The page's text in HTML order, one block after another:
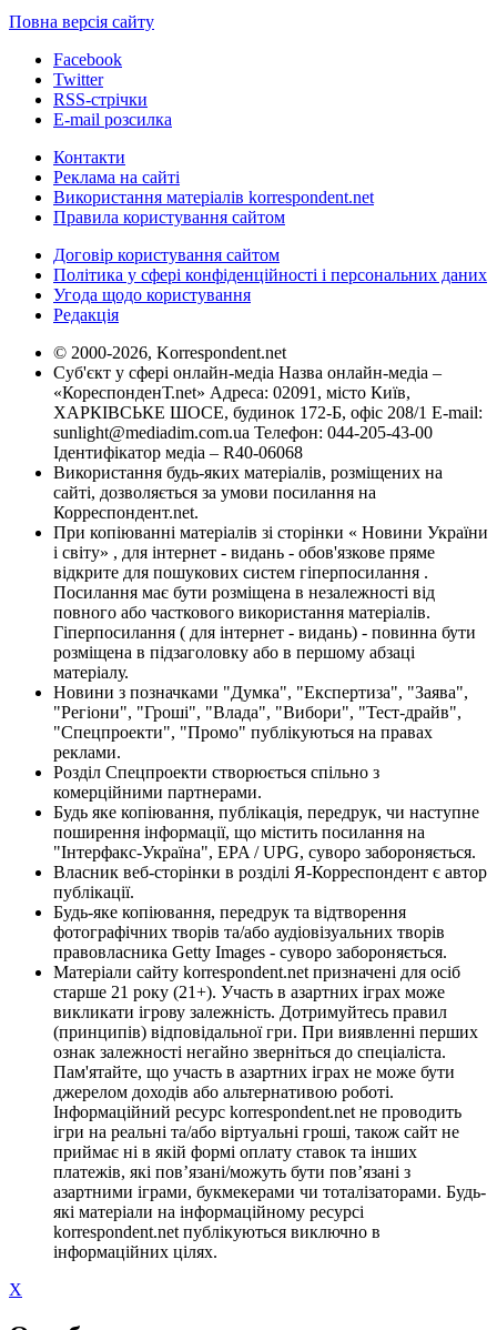
Повна версія сайту
Facebook
Twitter
RSS-стрічки
E-mail розсилка
Контакти
Реклама на сайті
Використання матеріалів korrespondent.net
Правила користування сайтом
Договір користування сайтом
Політика у сфері конфіденційності і персональних даних
Угода щодо користування
Редакція
© 2000-2026, Korrespondent.net
Суб'єкт у сфері онлайн-медіа Назва онлайн-медіа –
«КореспонденТ.net» Адреса: 02091, місто Київ,
ХАРКІВСЬКЕ ШОСЕ, будинок 172-Б, офіс 208/1 E-mail:
sunlight@mediadim.com.ua Телефон: 044-205-43-00
Ідентифікатор медіа – R40-06068
Використання будь-яких матеріалів, розміщених на
сайті, дозволяється за умови посилання на
Корреспондент.net.
При копіюванні матеріалів зі сторінки « Новини України
і світу» , для інтернет - видань - обов'язкове пряме
відкрите для пошукових систем гіперпосилання .
Посилання має бути розміщена в незалежності від
повного або часткового використання матеріалів.
Гіперпосилання ( для інтернет - видань) - повинна бути
розміщена в підзаголовку або в першому абзаці
матеріалу.
Новини з позначками "Думка", "Експертиза", "Заява",
"Регіони", "Гроші", "Влада", "Вибори", "Тест-драйв",
"Спецпроекти", "Промо" публікуються на правах
реклами.
Розділ Спецпроекти створюється спільно з
комерційними партнерами.
Будь яке копіювання, публікація, передрук, чи наступне
поширення інформації, що містить посилання на
"Інтерфакс-Україна", EPA / UPG, суворо забороняється.
Власник веб-сторінки в розділі Я-Корреспондент є автор
публікації.
Будь-яке копіювання, передрук та відтворення
фотографічних творів та/або аудіовізуальних творів
правовласника Getty Images - суворо забороняється.
Матеріали сайту korrespondent.net призначені для осіб
старше 21 року (21+). Участь в азартних іграх може
викликати ігрову залежність. Дотримуйтесь правил
(принципів) відповідальної гри. При виявленні перших
ознак залежності негайно зверніться до спеціаліста.
Пам'ятайте, що участь в азартних іграх не може бути
джерелом доходів або альтернативою роботі.
Інформаційний ресурс korrespondent.net не проводить
ігри на реальні та/або віртуальні гроші, також сайт не
приймає ні в якій формі оплату ставок та інших
платежів, які пов’язані/можуть бути пов’язані з
азартними іграми, букмекерами чи тоталізаторами. Будь-
які матеріали на інформаційному ресурсі
korrespondent.net публікуються виключно в
інформаційних цілях.
X